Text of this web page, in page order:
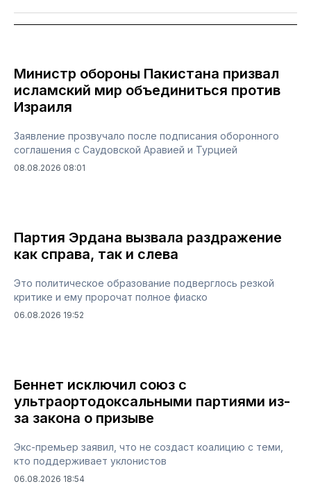
Министр обороны Пакистана призвал
исламский мир объединиться против
Израиля
Заявление прозвучало после подписания оборонного
соглашения с Саудовской Аравией и Турцией
08.08.2026 08:01
Партия Эрдана вызвала раздражение
как справа, так и слева
Это политическое образование подверглось резкой
критике и ему пророчат полное фиаско
06.08.2026 19:52
Беннет исключил союз с
ультраортодоксальными партиями из-
за закона о призыве
Экс-премьер заявил, что не создаст коалицию с теми,
кто поддерживает уклонистов
06.08.2026 18:54